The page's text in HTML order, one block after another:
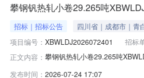
攀钢钒热轧小卷29.265吨
招标｜招标公告 四川省｜成都市｜青
项目编号： XBWLDJ2026072401 招标
正文内容： 攀钢钒热轧小卷29.265吨
发布时间： 2026-07-24 17:07